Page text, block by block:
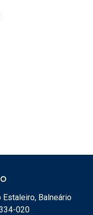
Estaleiro, Balneário
020